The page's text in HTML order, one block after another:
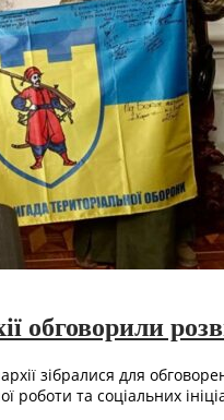
обговорили
зібралися для
роботи та соціальних